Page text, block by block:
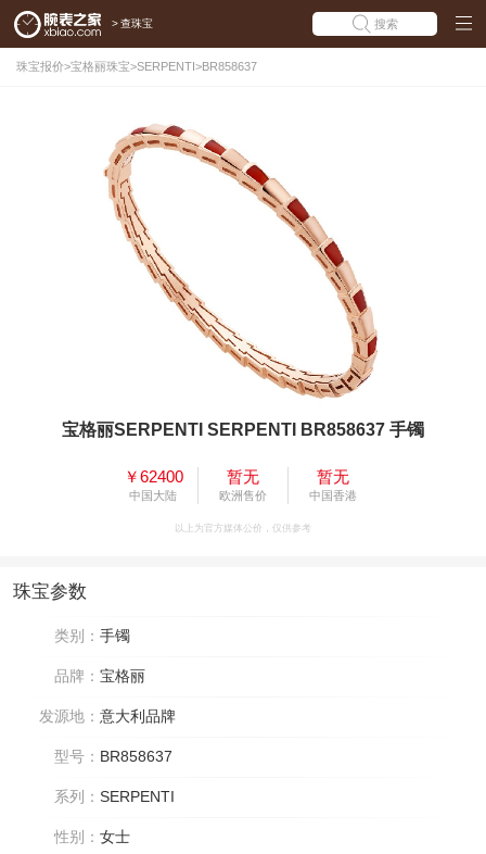
> 查珠宝 搜索
珠宝报价>宝格丽珠宝>SERPENTI>BR858637
宝格丽SERPENTI SERPENTI BR858637 手镯
￥62400
中国大陆
暂无
欧洲售价
暂无
中国香港
以上为官方媒体公价，仅供参考
珠宝参数
类别： 手镯
品牌： 宝格丽
发源地： 意大利品牌
型号： BR858637
系列： SERPENTI
性别： 女士